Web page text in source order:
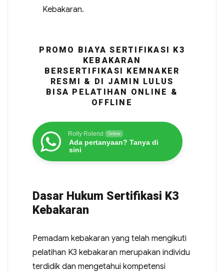
Kebakaran.
PROMO BIAYA SERTIFIKASI K3
KEBAKARAN
BERSERTIFIKASI KEMNAKER
RESMI & DI JAMIN LULUS
BISA PELATIHAN ONLINE &
OFFLINE
Rolly Rolend Online
Ada pertanyaan? Tanya di
sini
Dasar Hukum Sertifikasi K3
Kebakaran
Pemadam kebakaran yang telah mengikuti
pelatihan K3 kebakaran merupakan individu
terdidik dan mengetahui kompetensi